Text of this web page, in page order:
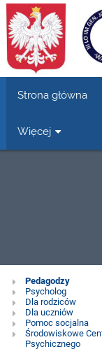
Strona główna
Więcej
Pomoc
Pedagodzy
Psycholog
Dla rodziców
Dla uczniów
Pomoc socjalna
Środowiskowe
Psychicznego